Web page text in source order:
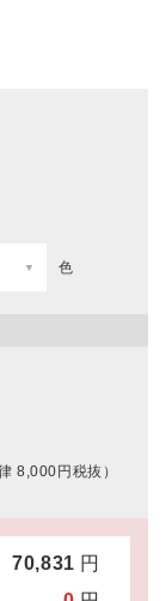
色
8,000円税抜）
70,831 円